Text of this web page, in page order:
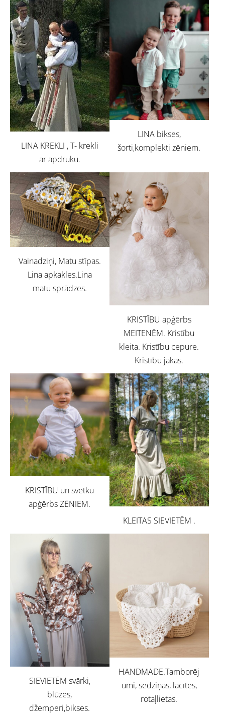
LINA KREKLI , T- krekli
ar apdruku.
LINA bikses,
šorti,komplekti zēniem.
Vainadziņi, Matu stīpas.
Lina apkakles.Lina
matu sprādzes.
KRISTĪBU apģērbs
MEITENĒM. Kristību
kleita. Kristību cepure.
Kristību jakas.
KRISTĪBU un svētku
apģērbs ZĒNIEM.
KLEITAS SIEVIETĒM .
SIEVIETĒM svārki,
blūzes,
džemperi,bikses.
HANDMADE.Tamborēj
umi, sedziņas, lacītes,
rotaļlietas.